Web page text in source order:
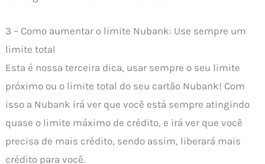
3 – Como aumentar o limite Nubank: Use sempre um
limite total
Esta é nossa terceira dica, usar sempre o seu limite
próximo ou o limite total do seu cartão Nubank! Com
isso a Nubank irá ver que você está sempre atingindo
quase o limite máximo de crédito, e irá ver que você
precisa de mais crédito, sendo assim, liberará mais
crédito para você.